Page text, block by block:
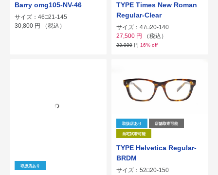
Barry omg105-NV-46
サイズ：46□21-145
30,800 円 （税込）
TYPE Times New Roman
Regular-Clear
サイズ：47□20-140
27,500 円 （税込）
33,000 円 16% off
取扱店あり
取扱店あり 店舗取寄可能
自宅試着可能
TYPE Helvetica Regular-
BRDM
サイズ：52□20-150